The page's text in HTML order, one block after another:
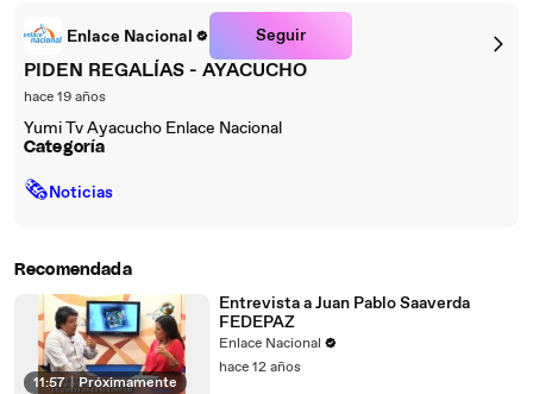
Enlace Nacional Seguir
PIDEN REGALÍAS - AYACUCHO
hace 19 años
Yumi Tv Ayacucho Enlace Nacional
Categoría
🗞Noticias
Recomendada
11:57 | Próximamente
Entrevista a Juan Pablo Saaverda
FEDEPAZ
Enlace Nacional
hace 12 años